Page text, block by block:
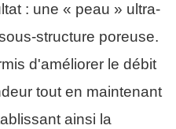
: une « peau » ultra-
structure poreuse.
d'améliorer le débit
tout en maintenant
ainsi la